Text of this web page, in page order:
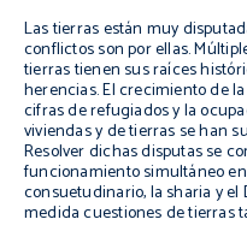
Las tierras están muy
conflictos son por ellas.
tierras tienen sus raíces
herencias. El crecimiento de
cifras de refugiados y la
viviendas y de tierras se han
Resolver dichas disputas se
funcionamiento simultáneo
consuetudinario, la sharia y el
medida cuestiones de tierras